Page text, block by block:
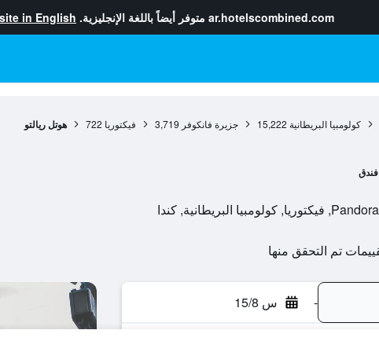
ar.hotelscombined.com متوفر أيضاً باللغة الإنجليزية. in English
كولومبيا البريطانية 15,222 جزيرة فانكوفر 3,719 فيكتوريا 722 هوتل ريالتو
فندق
- س 15/8